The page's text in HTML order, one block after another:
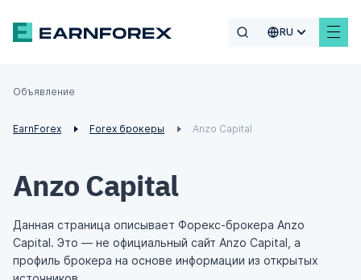
RU
Объявление
EarnForex Forex брокеры Anzo Capital
Anzo Capital
Данная страница описывает Форекс-брокера Anzo
Capital. Это — не официальный сайт Anzo Capital, а
профиль брокера на основе информации из открытых